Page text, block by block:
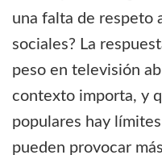
una falta de respeto
sociales? La
peso en televisión
contexto importa, y
populares hay
pueden provocar